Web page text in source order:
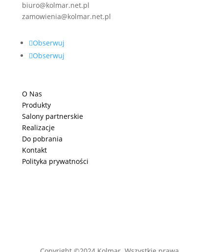
biuro@kolmar.net.pl
zamowienia@kolmar.net.pl
Obserwuj
Obserwuj
O Nas
Produkty
Salony partnerskie
Realizacje
Do pobrania
Kontakt
Polityka prywatności